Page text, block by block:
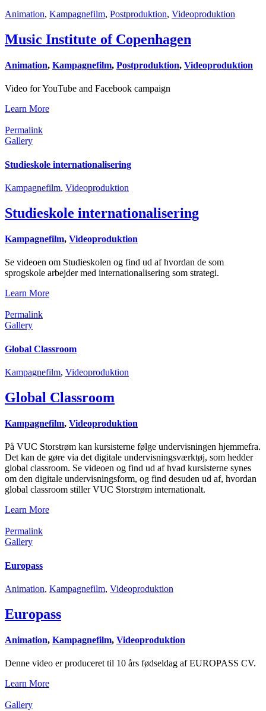
Animation, Kampagnefilm, Postproduktion, Videoproduktion
Music Institute of Copenhagen
Animation, Kampagnefilm, Postproduktion, Videoproduktion
Video for YouTube and Facebook campaign
Learn More
Permalink
Gallery
Studieskole internationalisering
Kampagnefilm, Videoproduktion
Studieskole internationalisering
Kampagnefilm, Videoproduktion
Se videoen om Studieskolen og find ud af hvordan de som
sprogskole arbejder med internationalisering som strategi.
Learn More
Permalink
Gallery
Global Classroom
Kampagnefilm, Videoproduktion
Global Classroom
Kampagnefilm, Videoproduktion
På VUC Storstrøm kan kursisterne følge undervisningen hjemmefra.
Det kan de gøre via det digitale undervisningsværktøj, som hedder
global classroom. Se videoen og find ud af hvad kursisterne synes
om den digitale undervisningsform, og find desuden ud af, hvordan
global classroom stiller VUC Storstrøm internationalt.
Learn More
Permalink
Gallery
Europass
Animation, Kampagnefilm, Videoproduktion
Europass
Animation, Kampagnefilm, Videoproduktion
Denne video er produceret til 10 års fødseldag af EUROPASS CV.
Learn More
Gallery